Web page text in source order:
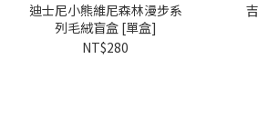
迪士尼小熊維尼森林漫步系
列毛絨盲盒 [單盒]
NT$280